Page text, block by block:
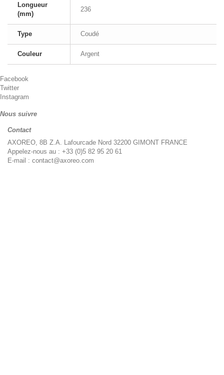
Longueur
(mm)
236
Type Coudé
Couleur Argent
Facebook
Twitter
Instagram
Nous suivre
Contact
AXOREO, 8B Z.A. Lafourcade Nord 32200 GIMONT FRANCE
Appelez-nous au : +33 (0)5 82 95 20 61
E-mail : contact@axoreo.com